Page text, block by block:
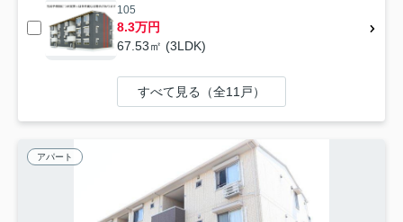
105
8.3万円
67.53㎡ (3LDK)
すべて見る（全11戸）
アパート